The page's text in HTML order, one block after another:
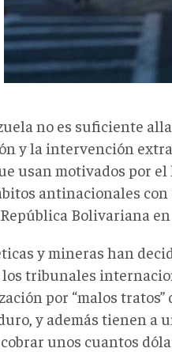
no es suficiente
y la intervención
usan motivados por
antinacionales
Bolivariana
y mineras han
tribunales
por “malos
y además tienen a
unos cuantos